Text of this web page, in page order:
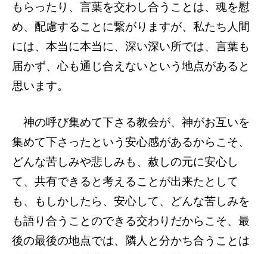
もらったり、言葉を交わし合うことは、魂を慰
め、配慮することに繋がりますが、私たち人間
には、本当に本当に、深い深い所では、言葉も
届かず、心も通じ合えないという地点があると
思います。
神の呼び集めて下さる教会が、神がお互いを
集めて下さったという安心感があるからこそ、
どんな苦しみや悲しみも、赦しの元に安心し
て、共有できると考えることが出来たとして
も、もしかしたら、安心して、どんな苦しみを
も語り合うことのできる交わりだからこそ、最
後の最後の地点では、隣人と分かち合うことは